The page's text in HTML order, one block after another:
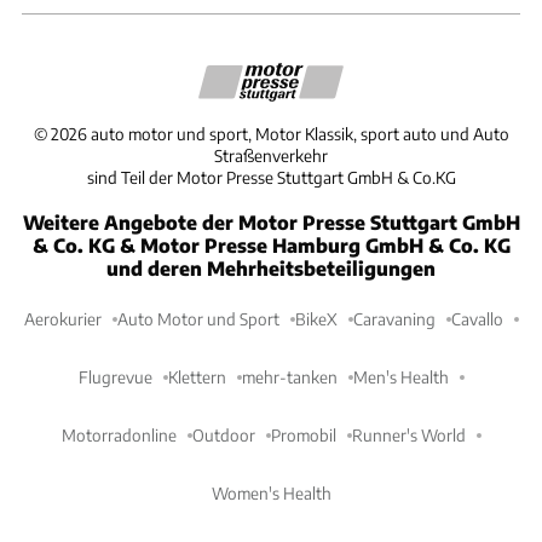
©2026 auto motor und sport, Motor Klassik, sport auto und Auto
Straßenverkehr
sind Teil der Motor Presse Stuttgart GmbH & Co.KG
Weitere Angebote der Motor Presse Stuttgart GmbH
& Co. KG & Motor Presse Hamburg GmbH & Co. KG
und deren Mehrheitsbeteiligungen
Aerokurier Auto Motor und Sport BikeX Caravaning Cavallo
Flugrevue Klettern mehr-tanken Men's Health
Motorradonline Outdoor Promobil Runner's World
Women's Health